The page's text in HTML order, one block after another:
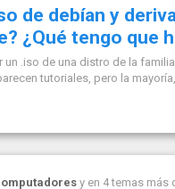
de debían y
¿Qué tengo que
un .iso de una distro de la
tutoriales, pero la
y en 4 temas más